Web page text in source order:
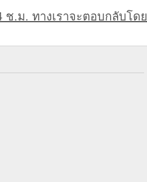
.ม. ทางเราจะตอบกลับโดย